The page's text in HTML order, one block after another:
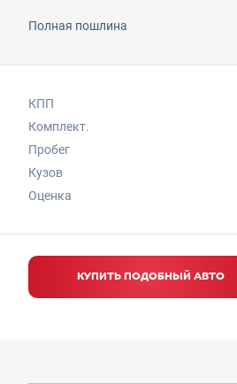
Полная пошлина
КПП
Комплект.
Пробег
Кузов
Оценка
КУПИТЬ ПОДОБНЫЙ АВТО